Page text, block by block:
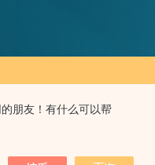
朋友！有什么可以帮